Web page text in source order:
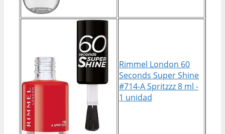
Rimmel London 60
Seconds Super Shine
#714-A Spritzzz 8 ml -
1 unidad